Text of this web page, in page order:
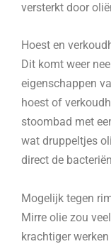
versterkt door
Hoest en
Dit komt weer
eigenschappen
hoest of
stoombad met
wat druppeltjes
direct de
Mogelijk tegen
Mirre olie zou
krachtiger